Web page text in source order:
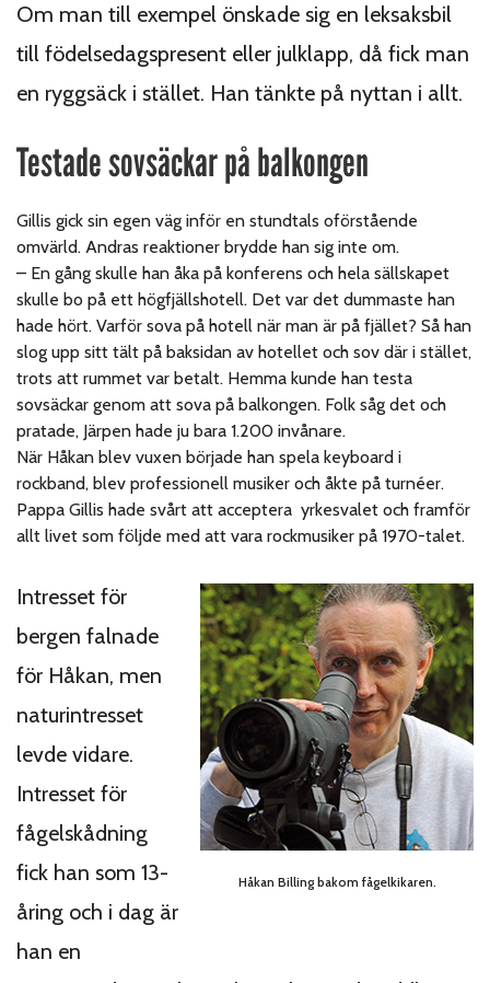
Om man till exempel önskade sig en leksaksbil
till födelsedagspresent eller julklapp, då fick man
en ryggsäck i stället. Han tänkte på nyttan i allt.
Testade sovsäckar på balkongen
Gillis gick sin egen väg inför en stundtals oförstående
omvärld. Andras reaktioner brydde han sig inte om.
– En gång skulle han åka på konferens och hela sällskapet
skulle bo på ett högfjällshotell. Det var det dummaste han
hade hört. Varför sova på hotell när man är på fjället? Så han
slog upp sitt tält på baksidan av hotellet och sov där i stället,
trots att rummet var betalt. Hemma kunde han testa
sovsäckar genom att sova på balkongen. Folk såg det och
pratade, Järpen hade ju bara 1.200 invånare.
När Håkan blev vuxen började han spela keyboard i
rockband, blev professionell musiker och åkte på turnéer.
Pappa Gillis hade svårt att acceptera yrkesvalet och framför
allt livet som följde med att vara rockmusiker på 1970-talet.
Håkan Billing bakom fågelkikaren.
Intresset för
bergen falnade
för Håkan, men
naturintresset
levde vidare.
Intresset för
fågelskådning
fick han som 13-
åring och i dag är
han en